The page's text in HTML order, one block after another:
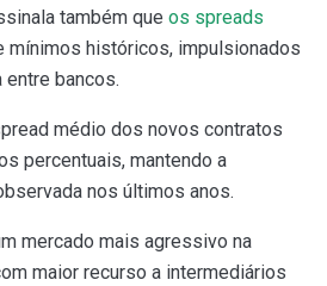
também que os spreads
mínimos históricos, impulsionados
bancos.
médio dos novos contratos
percentuais, mantendo a
nos últimos anos.
mercado mais agressivo na
maior recurso a intermediários